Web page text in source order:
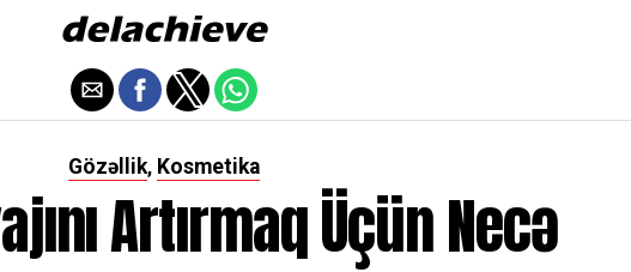
Gözəllik, Kosmetika
Artırmaq Üçün Necə